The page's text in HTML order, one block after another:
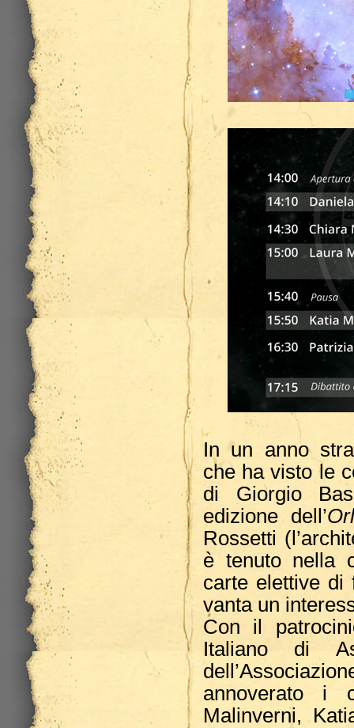
In un anno
che ha visto le
di Giorgio
edizione dell’
Rossetti
è tenuto nella
carte elettive di
vanta un
Con il
Italiano di
annoverato i
Malinverni,